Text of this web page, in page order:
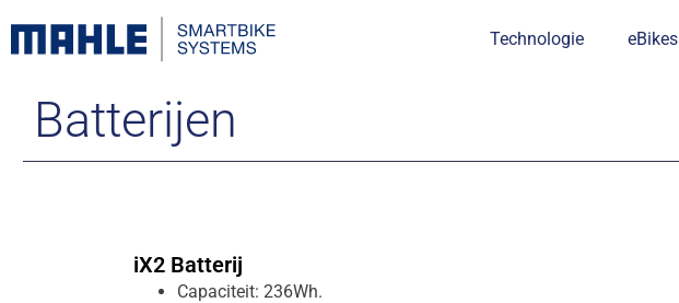
Technologie eBikes
Batterijen
iX2 Batterij
Capaciteit: 236Wh.